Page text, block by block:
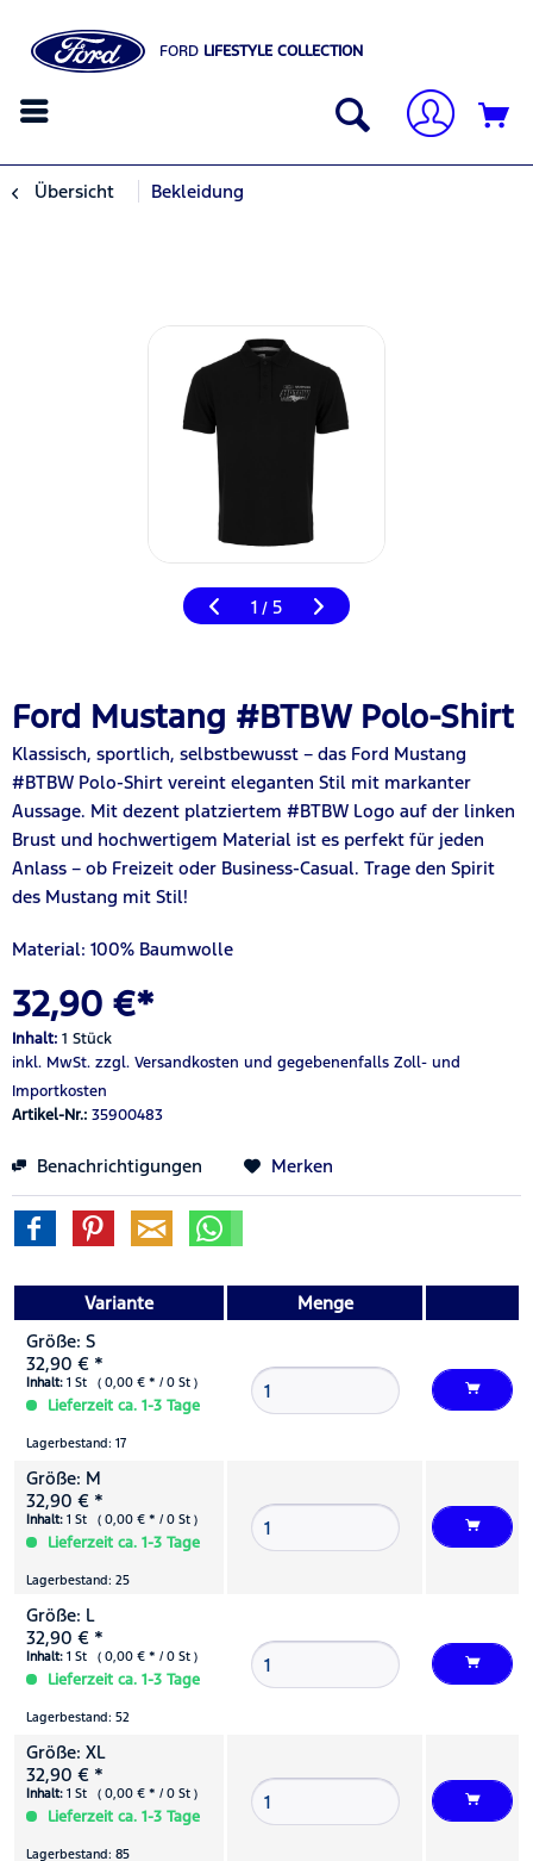
FORD LIFESTYLE COLLECTION
Übersicht Bekleidung
1 / 5
Ford Mustang #BTBW Polo-Shirt
Klassisch, sportlich, selbstbewusst – das Ford Mustang
#BTBW Polo-Shirt vereint eleganten Stil mit markanter
Aussage. Mit dezent platziertem #BTBW Logo auf der linken
Brust und hochwertigem Material ist es perfekt für jeden
Anlass – ob Freizeit oder Business-Casual. Trage den Spirit
des Mustang mit Stil!
Material: 100% Baumwolle
32,90 €*
Inhalt: 1 Stück
inkl. MwSt. zzgl. Versandkosten und gegebenenfalls Zoll- und
Importkosten
Artikel-Nr.: 35900483
Benachrichtigungen Merken
Variante
Menge
Größe: S
32,90 € *
Inhalt: 1 St ( 0,00 € * / 0 St )
Lieferzeit ca. 1-3 Tage
Lagerbestand: 17
Größe: M
32,90 € *
Inhalt: 1 St ( 0,00 € * / 0 St )
Lieferzeit ca. 1-3 Tage
Lagerbestand: 25
Größe: L
32,90 € *
Inhalt: 1 St ( 0,00 € * / 0 St )
Lieferzeit ca. 1-3 Tage
Lagerbestand: 52
Größe: XL
32,90 € *
Inhalt: 1 St ( 0,00 € * / 0 St )
Lieferzeit ca. 1-3 Tage
Lagerbestand: 85